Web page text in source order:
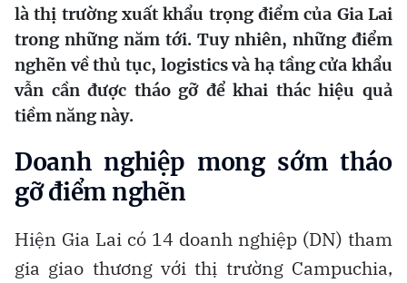
là thị trường xuất khẩu trọng điểm của Gia Lai
trong những năm tới. Tuy nhiên, những điểm
nghẽn về thủ tục, logistics và hạ tầng cửa khẩu
vẫn cần được tháo gỡ để khai thác hiệu quả
tiềm năng này.
Doanh nghiệp mong sớm tháo
gỡ điểm nghẽn
Hiện Gia Lai có 14 doanh nghiệp (DN) tham
gia giao thương với thị trường Campuchia,